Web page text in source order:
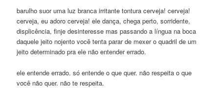
barulho suor uma luz branca irritante tontura cerveja! cerveja!
cerveja, eu adoro cerveja! ele dança, chega perto, sorridente,
displicência, finje desinteresse mas passando a língua na boca
daquele jeito nojento você tenta parar de mexer o quadril de um
jeito determinado pra ele não entender errado.
ele entende errado. só entende o que quer. não respeita o que
você não quer. não te respeita.